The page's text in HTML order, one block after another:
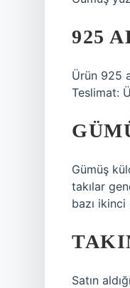
925
Ürün 925
Teslimat:
Gümüş
takılar
bazı
Satın